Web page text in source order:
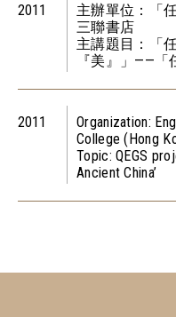
2011
主辦單位：「
三聯書店
主講題目：「
『美』」­­——「
2011
Organization:
College (Hong
Topic: QEGS
Ancient China’